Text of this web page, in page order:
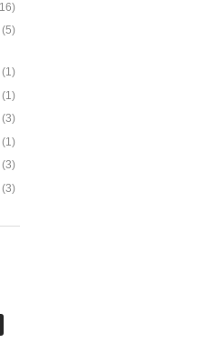
(5)
(1)
(1)
(3)
(1)
(3)
(3)